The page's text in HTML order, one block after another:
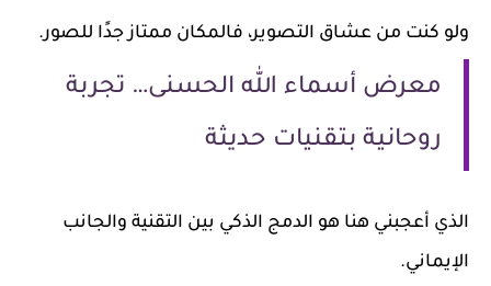
ولو كنت من عشاق التصوير، فالمكان ممتاز جدًا للصور.
معرض أسماء الله الحسنى… تجربة
روحانية بتقنيات حديثة
الذي أعجبني هنا هو الدمج الذكي بين التقنية والجانب
الإيماني.